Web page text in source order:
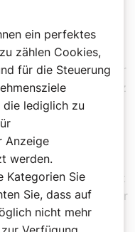
als er für eine
Staatsgebiet
Segenswünschen
als Bischöfe der
sind – ganz
stammen.
Leo XIV. die antiquiert
eingespielte Form der
bei seinen
ein perfektes
zählen Cookies,
für die Steuerung
lediglich zu
Anzeige
werden.
Kategorien Sie
Sie, dass auf
nicht mehr